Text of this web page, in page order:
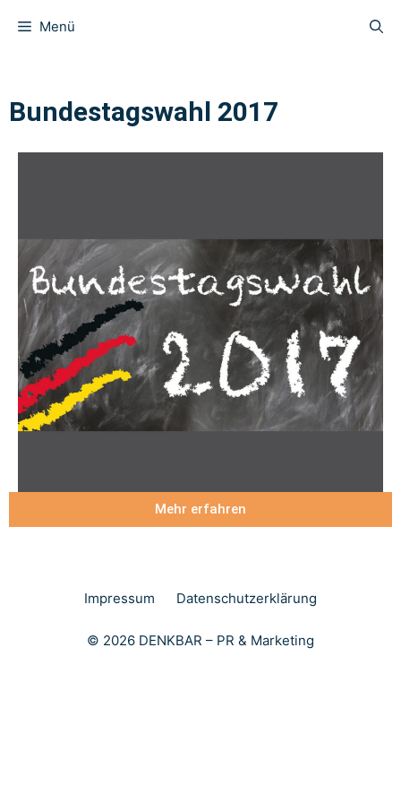
Menü
Bundestagswahl 2017
Mehr erfahren
Impressum Datenschutzerklärung
© 2026 DENKBAR – PR & Marketing